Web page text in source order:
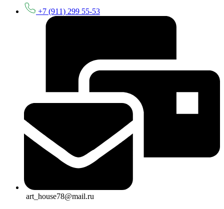
+7 (911) 299 55-53
art_house78@mail.ru